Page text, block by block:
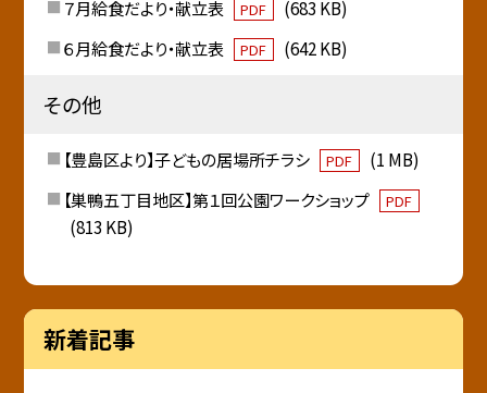
７月給食だより・献立表 PDF
(683 KB)
６月給食だより・献立表
PDF (642 KB)
その他
【豊島区より】子どもの居場所チラシ PDF
(1 MB)
【巣鴨五丁目地区】第１回公園ワークショップ
PDF
(813 KB)
新着記事